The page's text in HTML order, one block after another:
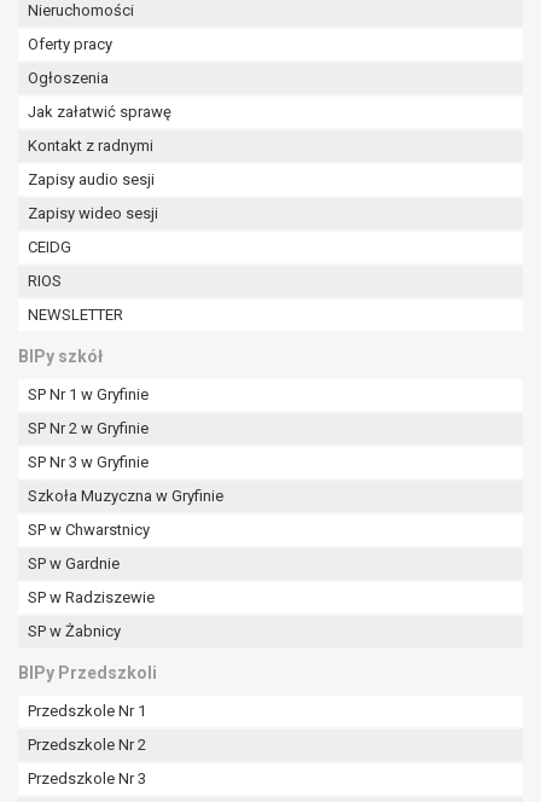
Nieruchomości
Oferty pracy
Ogłoszenia
Jak załatwić sprawę
Kontakt z radnymi
Zapisy audio sesji
Zapisy wideo sesji
CEIDG
RIOS
NEWSLETTER
BIPy szkół
SP Nr 1 w Gryfinie
SP Nr 2 w Gryfinie
SP Nr 3 w Gryfinie
Szkoła Muzyczna w Gryfinie
SP w Chwarstnicy
SP w Gardnie
SP w Radziszewie
SP w Żabnicy
BIPy Przedszkoli
Przedszkole Nr 1
Przedszkole Nr 2
Przedszkole Nr 3